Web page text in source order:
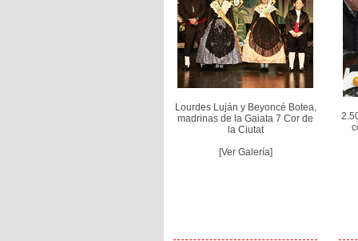
Lourdes Luján y Beyoncé Botea,
madrinas de la Gaiata 7 Cor de
la Ciutat
[Ver Galería]